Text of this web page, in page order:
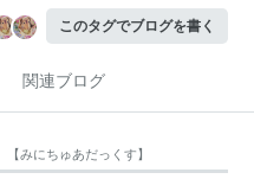
このタグでブログを書く
関連ブログ
【みにちゅあだっくす】